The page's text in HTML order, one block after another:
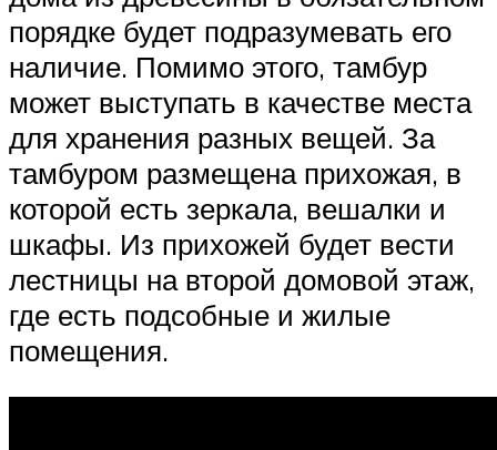
порядке будет подразумевать его
наличие. Помимо этого, тамбур
может выступать в качестве места
для хранения разных вещей. За
тамбуром размещена прихожая, в
которой есть зеркала, вешалки и
шкафы. Из прихожей будет вести
лестницы на второй домовой этаж,
где есть подсобные и жилые
помещения.